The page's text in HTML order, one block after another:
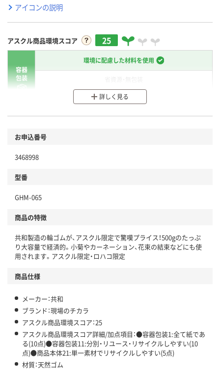
アイコンの説明
アスクル商品環境スコア 25
容器
包装
環境に配慮した材料を使用
分別・リサイクルしやすい設計
商品
本体
仕組
この商品の環境配慮ポイントです。下記商品詳細「
アスクル商品環境スコア詳細／加点項目
」で確認できます。
詳しく見る
お申込番号
3468998
型番
GHM-065
商品の特徴
共和製造の輪ゴムが、アスクル限定で驚嘆プライス！500gのたっぷ
り大容量で経済的。小菊やカーネーション、花束の結束などにも使
用されます。アスクル限定・ロハコ限定
商品仕様
メーカー：共和
ブランド：現場のチカラ
アスクル商品環境スコア：25
アスクル商品環境スコア詳細/加点項目：●容器包装1:全て紙であ
る(10点)●容器包装11:分別・リユース・リサイクルしやすい(10
点)●商品本体21:単一素材でリサイクルしやすい(5点)
材質：天然ゴム